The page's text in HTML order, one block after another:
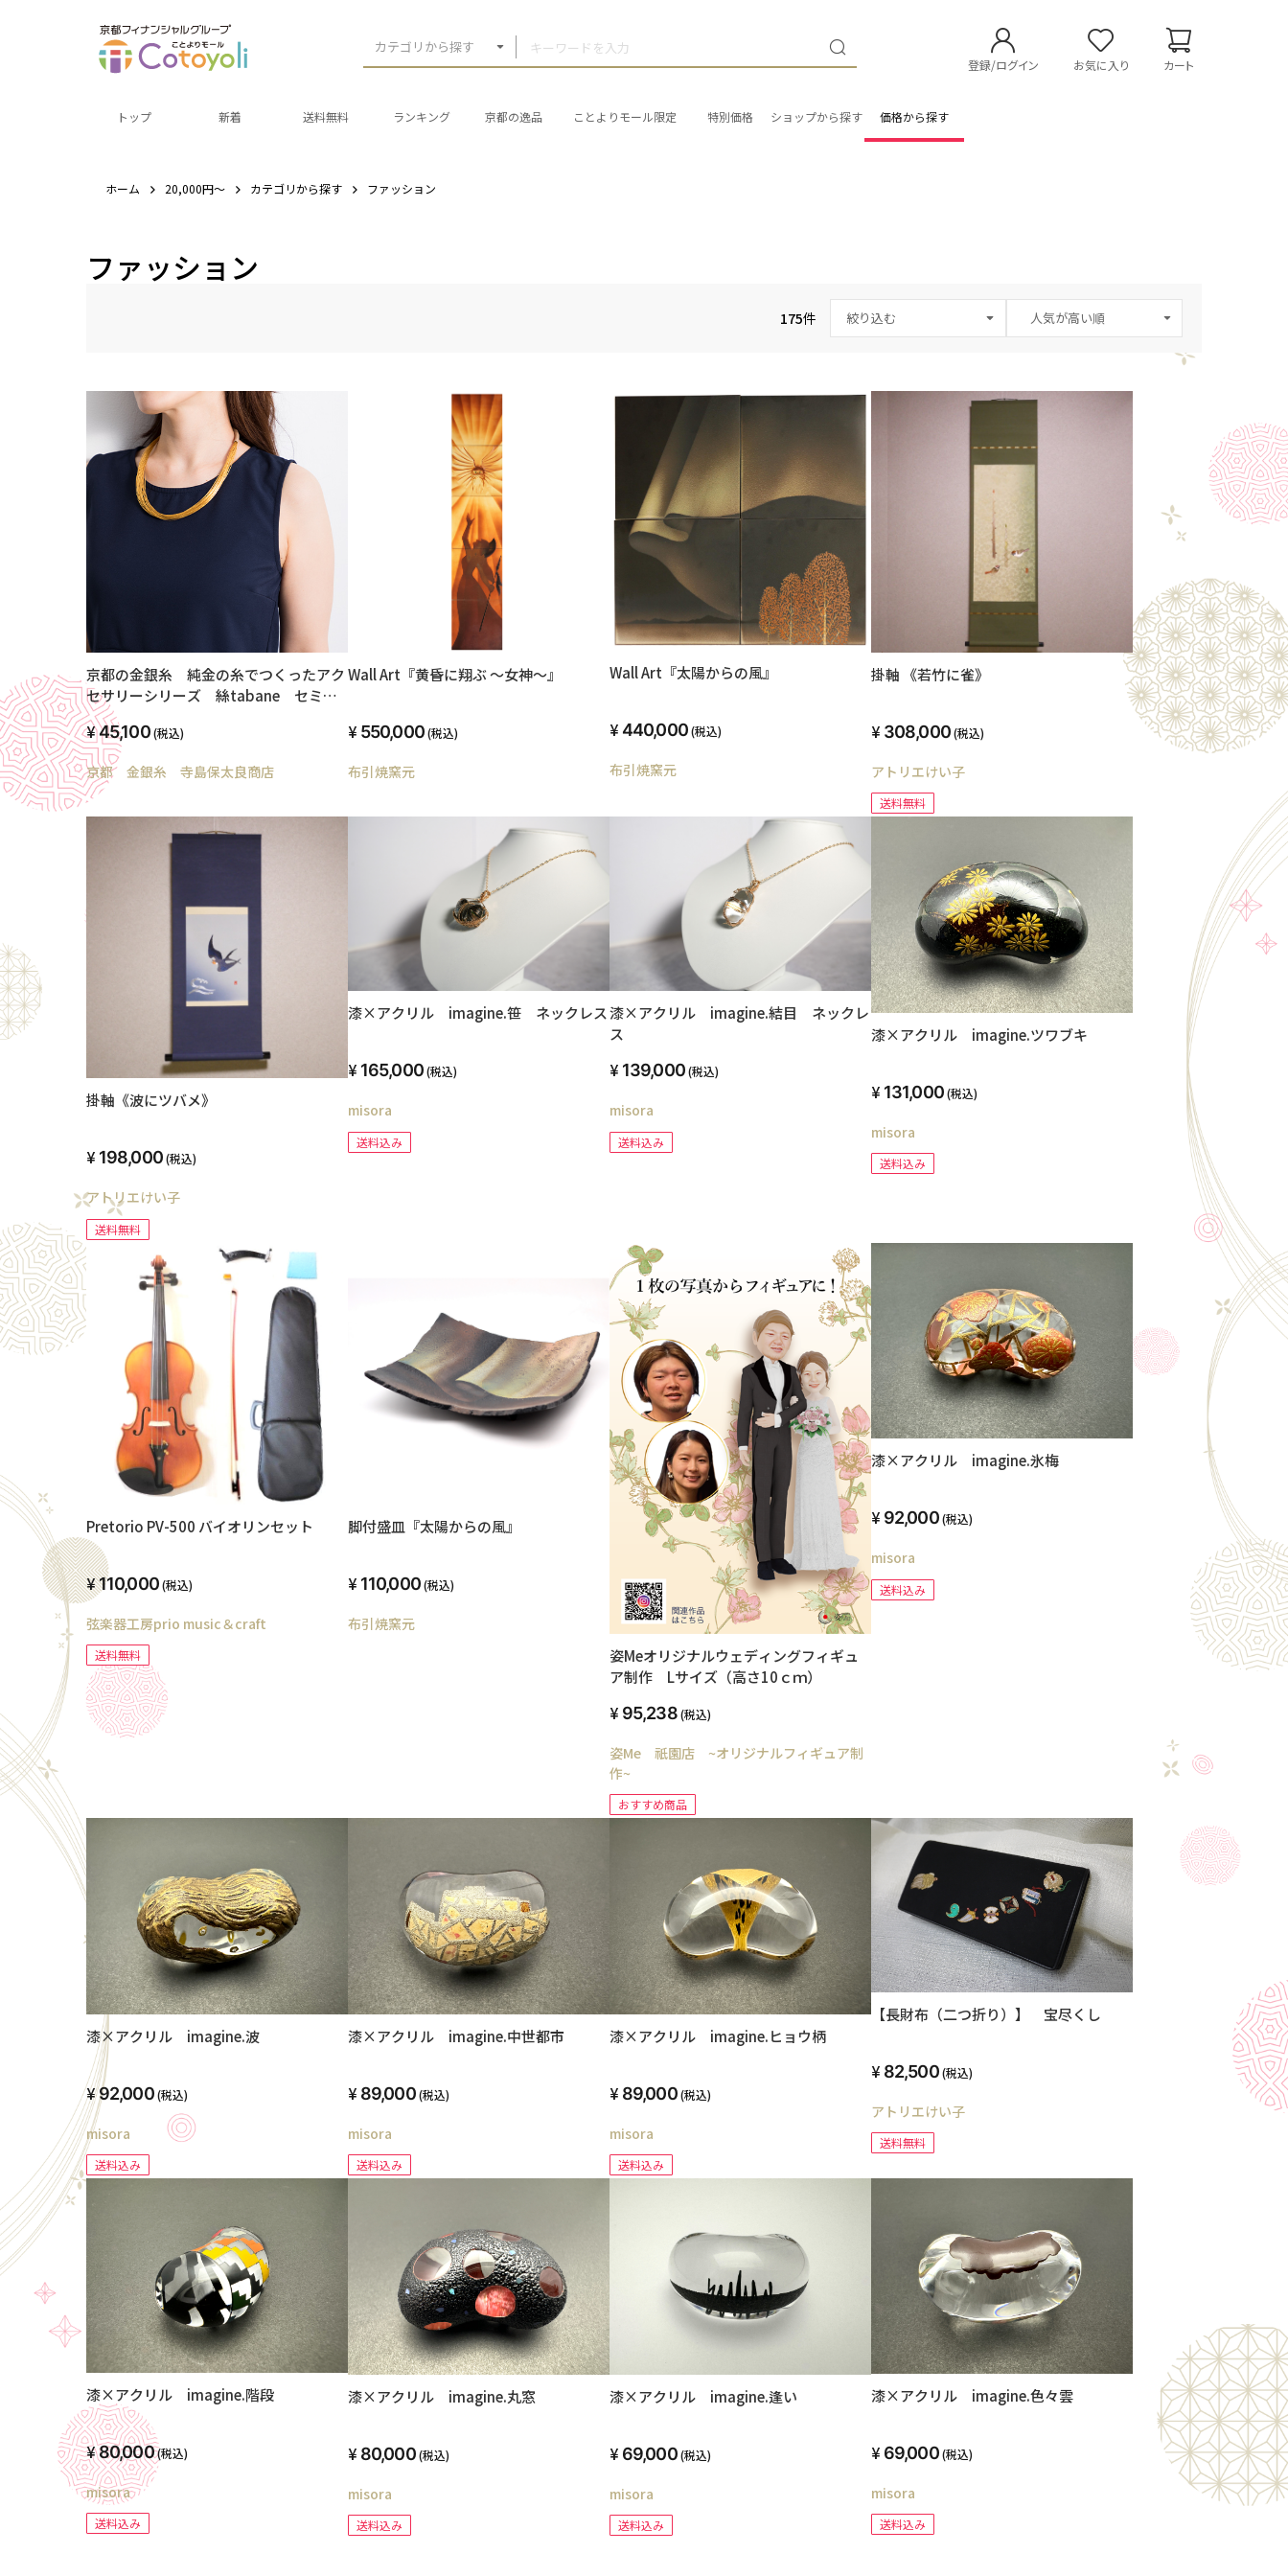
カテゴリから探す
登録/ログイン お気に入り カート
トップ 新着 送料無料 ランキング 京都の逸品 ことよりモール限定 特別価格 ショップから探す 価格から探す
ホーム 20,000円～ カテゴリから探す ファッション
ファッション
175件 絞り込む
京都の金銀糸 純金の糸でつくったアク
セサリーシリーズ 絲tabane セミロ
ングネックレス
45,100(税込)
京都 金銀糸 寺島保太良商店
Wall Art『黄昏に翔ぶ ～女神～』
550,000(税込)
布引焼窯元
Wall Art『太陽からの風』
440,000(税込)
布引焼窯元
掛軸 《若竹に雀》
308,000(税込)
アトリエけい子
送料無料
掛軸《波にツバメ》
198,000(税込)
アトリエけい子
送料無料
漆×アクリル imagine.笹 ネックレス
165,000(税込)
misora
送料込み
漆×アクリル imagine.結目 ネックレ
ス
139,000(税込)
misora
送料込み
漆×アクリル imagine.ツワブキ
131,000(税込)
misora
送料込み
Pretorio PV-500 バイオリンセット
110,000(税込)
弦楽器工房prio music＆craft
送料無料
脚付盛皿『太陽からの風』
110,000(税込)
布引焼窯元
姿Meオリジナルウェディングフィギュ
ア制作 Lサイズ（高さ10ｃｍ）
95,238(税込)
姿Me 祇園店 ~オリジナルフィギュア制
作~
おすすめ商品
漆×アクリル imagine.氷梅
92,000(税込)
misora
送料込み
漆×アクリル imagine.波
92,000(税込)
misora
送料込み
漆×アクリル imagine.中世都市
89,000(税込)
misora
送料込み
漆×アクリル imagine.ヒョウ柄
89,000(税込)
misora
送料込み
【長財布（二つ折り）】 宝尽くし
82,500(税込)
アトリエけい子
送料無料
漆×アクリル imagine.階段
80,000(税込)
misora
送料込み
漆×アクリル imagine.丸窓
80,000(税込)
misora
送料込み
漆×アクリル imagine.逢い
69,000(税込)
misora
送料込み
漆×アクリル imagine.色々雲
69,000(税込)
misora
送料込み